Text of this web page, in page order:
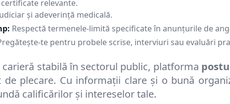
relevante.
și adeverință medicală.
Respectă termenele-limită specificate în anunțurile de
te pentru probele scrise, interviuri sau evaluări
carieră stabilă în sectorul public, platforma
plecare. Cu informații clare și o bună
calificărilor și intereselor tale.